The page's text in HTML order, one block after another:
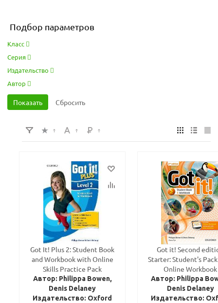
Подбор параметров
Класс
Серия
Издательство
Автор
Got It! Plus 2: Student Book
and Workbook with Online
Skills Practice Pack
Автор: Philippa Bowen,
Denis Delaney
Издательство: Oxford
Got it! Second
Starter: Student's
Online Workbook
Автор: Philippa
Denis Delaney
Издательство: